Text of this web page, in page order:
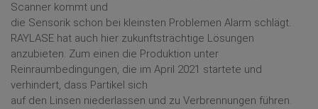
Scanner kommt und
die Sensorik schon bei kleinsten Problemen Alarm schlägt.
RAYLASE hat auch hier zukunftsträchtige Lösungen
anzubieten. Zum einen die Produktion unter
Reinraumbedingungen, die im April 2021 startete und
verhindert, dass Partikel sich
auf den Linsen niederlassen und zu Verbrennungen führen.